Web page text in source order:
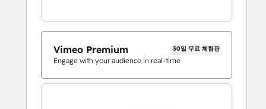
Vimeo Premium 30일 무료 체험판
Engage with your audience in real-time